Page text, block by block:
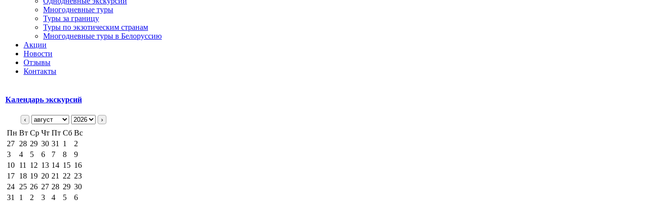
Многодневные туры
Туры за границу
Туры по экзотическим странам
Многодневные туры в Белоруссию
Акции
Новости
Отзывы
Контакты
Календарь экскурсий
‹ ›
Пн Вт Ср Чт Пт Сб Вс
27 28 29 30 31 1
2
3
4 5 6 7 8
9
10 11 12 13 14 15 16
17 18 19 20 21 22 23
24 25 26 27 28 29 30
31
1 2 3 4 5 6